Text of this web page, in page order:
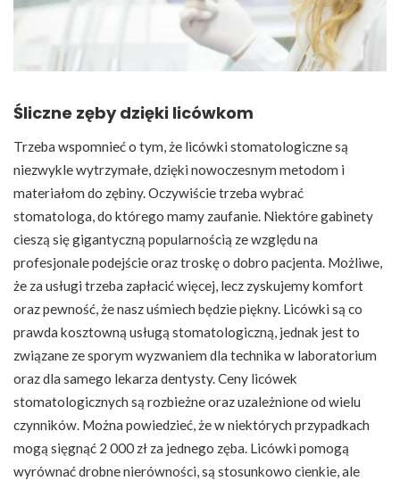
Śliczne zęby dzięki licówkom
Trzeba wspomnieć o tym, że licówki stomatologiczne są
niezwykle wytrzymałe, dzięki nowoczesnym metodom i
materiałom do zębiny. Oczywiście trzeba wybrać
stomatologa, do którego mamy zaufanie. Niektóre gabinety
cieszą się gigantyczną popularnością ze względu na
profesjonale podejście oraz troskę o dobro pacjenta. Możliwe,
że za usługi trzeba zapłacić więcej, lecz zyskujemy komfort
oraz pewność, że nasz uśmiech będzie piękny. Licówki są co
prawda kosztowną usługą stomatologiczną, jednak jest to
związane ze sporym wyzwaniem dla technika w laboratorium
oraz dla samego lekarza dentysty. Ceny licówek
stomatologicznych są rozbieżne oraz uzależnione od wielu
czynników. Można powiedzieć, że w niektórych przypadkach
mogą sięgnąć 2 000 zł za jednego zęba. Licówki pomogą
wyrównać drobne nierówności, są stosunkowo cienkie, ale